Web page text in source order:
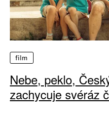
film
Nebe, peklo,
zachycuje svéráz